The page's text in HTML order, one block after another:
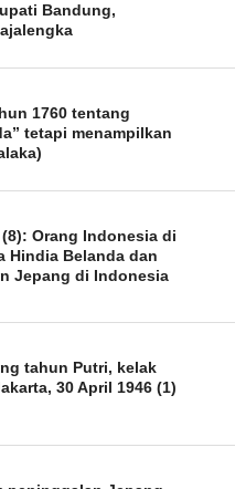
Bandung,
1760 tentang
tetapi menampilkan
Orang Indonesia di
Hindia Belanda dan
Jepang di Indonesia
tahun Putri, kelak
30 April 1946 (1)